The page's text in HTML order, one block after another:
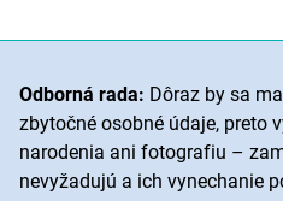
Odborná rada: Dôraz by sa
zbytočné osobné údaje, preto
narodenia ani fotografiu –
nevyžadujú a ich vynechanie